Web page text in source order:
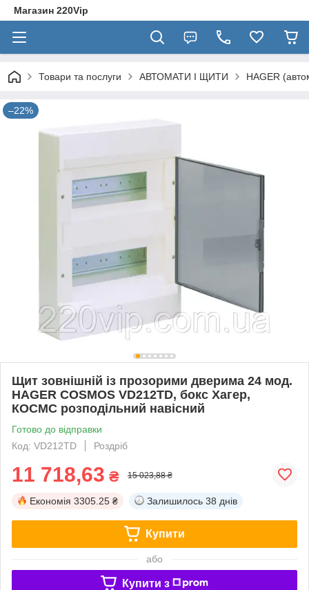
Магазин 220Vip
Товари та послуги АВТОМАТИ І ЩИТИ HAGER
–22%
Щит зовнішній із прозорими дверима 24 мод.
HAGER COSMOS VD212TD, бокс Хагер,
КОСМС розподільний навісний
Готово до відправки
Код: VD212TD
Роздріб
11 718,63 ₴ 15 023,88 ₴
Економія 3305.25 ₴ Залишилось 38 днів
Купити
або
Купити з